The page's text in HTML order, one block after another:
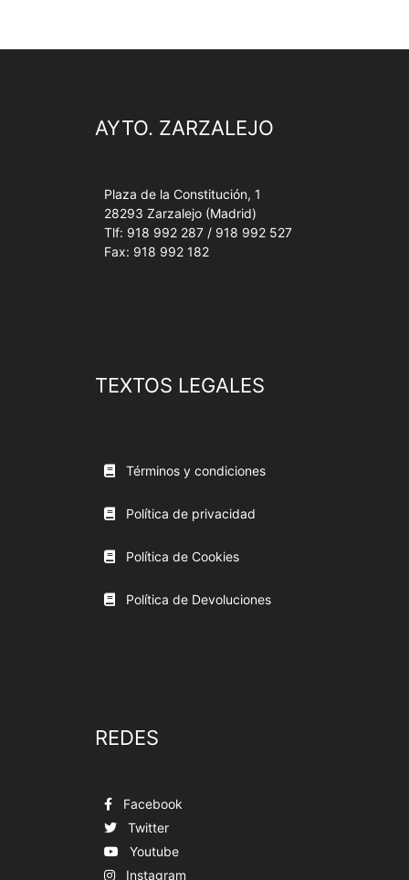
AYTO. ZARZALEJO
Plaza de la Constitución, 1
28293 Zarzalejo (Madrid)
Tlf: 918 992 287 / 918 992 527
Fax: 918 992 182
TEXTOS LEGALES
Términos y condiciones
Política de privacidad
Política de Cookies
Política de Devoluciones
REDES
Facebook
Twitter
Youtube
Instagram